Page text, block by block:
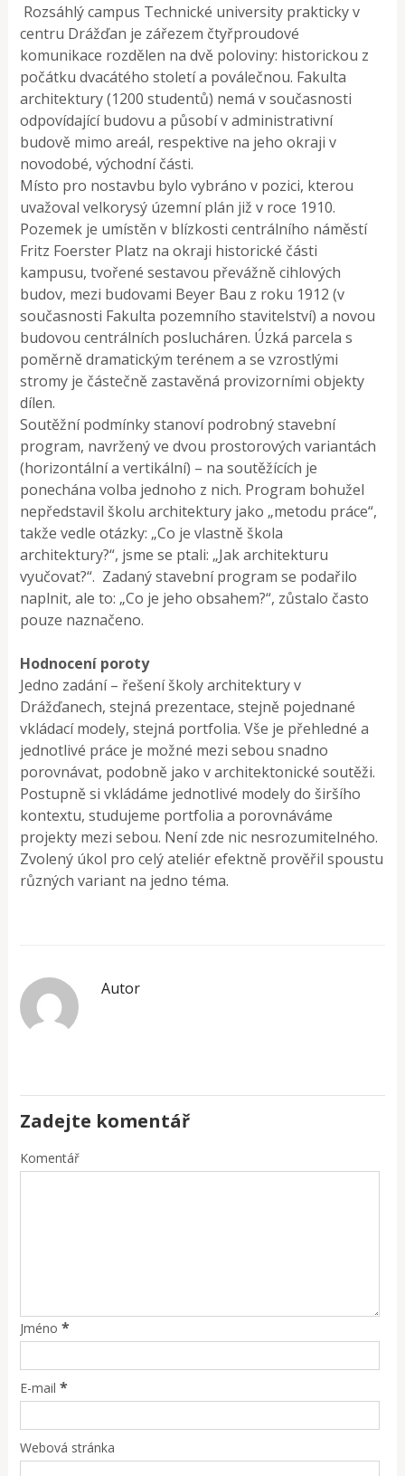
Rozsáhlý campus Technické university prakticky v
centru Drážďan je zářezem čtyřproudové
komunikace rozdělen na dvě poloviny: historickou z
počátku dvacátého století a poválečnou. Fakulta
architektury (1200 studentů) nemá v současnosti
odpovídající budovu a působí v administrativní
budově mimo areál, respektive na jeho okraji v
novodobé, východní části.
Místo pro nostavbu bylo vybráno v pozici, kterou
uvažoval velkorysý územní plán již v roce 1910.
Pozemek je umístěn v blízkosti centrálního náměstí
Fritz Foerster Platz na okraji historické části
kampusu, tvořené sestavou převážně cihlových
budov, mezi budovami Beyer Bau z roku 1912 (v
současnosti Fakulta pozemního stavitelství) a novou
budovou centrálních poslucháren. Úzká parcela s
poměrně dramatickým terénem a se vzrostlými
stromy je částečně zastavěná provizorními objekty
dílen.
Soutěžní podmínky stanoví podrobný stavební
program, navržený ve dvou prostorových variantách
(horizontální a vertikální) – na soutěžících je
ponechána volba jednoho z nich. Program bohužel
nepředstavil školu architektury jako „metodu práce“,
takže vedle otázky: „Co je vlastně škola
architektury?“, jsme se ptali: „Jak architekturu
vyučovat?“. Zadaný stavební program se podařilo
naplnit, ale to: „Co je jeho obsahem?“, zůstalo často
pouze naznačeno.
Hodnocení poroty
Jedno zadání – řešení školy architektury v
Drážďanech, stejná prezentace, stejně pojednané
vkládací modely, stejná portfolia. Vše je přehledné a
jednotlivé práce je možné mezi sebou snadno
porovnávat, podobně jako v architektonické soutěži.
Postupně si vkládáme jednotlivé modely do širšího
kontextu, studujeme portfolia a porovnáváme
projekty mezi sebou. Není zde nic nesrozumitelného.
Zvolený úkol pro celý ateliér efektně prověřil spoustu
různých variant na jedno téma.
Autor
Zadejte komentář
Komentář
Jméno *
E-mail *
Webová stránka